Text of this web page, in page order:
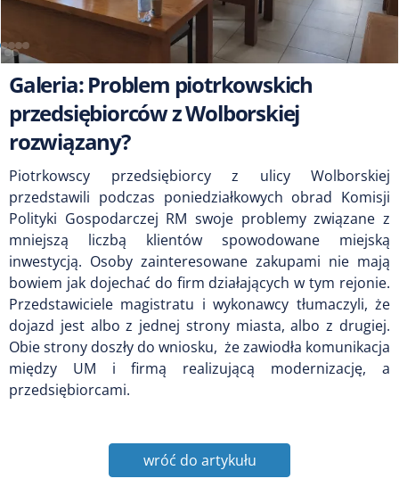
Galeria: Problem piotrkowskich
przedsiębiorców z Wolborskiej
rozwiązany?
Piotrkowscy przedsiębiorcy z ulicy Wolborskiej
przedstawili podczas poniedziałkowych obrad Komisji
Polityki Gospodarczej RM swoje problemy związane z
mniejszą liczbą klientów spowodowane miejską
inwestycją. Osoby zainteresowane zakupami nie mają
bowiem jak dojechać do firm działających w tym rejonie.
Przedstawiciele magistratu i wykonawcy tłumaczyli, że
dojazd jest albo z jednej strony miasta, albo z drugiej.
Obie strony doszły do wniosku, że zawiodła komunikacja
między UM i firmą realizującą modernizację, a
przedsiębiorcami.
wróć do artykułu